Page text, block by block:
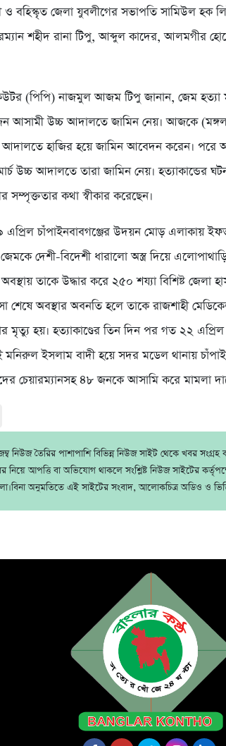
ও বহিস্কৃত জেলা যুবলীগের সভাপতি সামিউল হক
শহীদ রানা টিপু, আব্দুল কাদের, আলমগীর
(পিপি) নাজমুল আজম টিপু জানান, জেম
আসামী উচ্চ আদালতে জামিন নেয়। আজকে
হাজির হয়ে জামিন আবেদন করেন। পরে
উচ্চ আদালতে তারা জামিন নেয়। হত্যাকান্ডের
কথা স্বীকার করেছেন।
এপ্রিল চাঁপাইনবাবগঞ্জের উদয়ন মোড় এলাকায়
দেশী-বিদেশী ধারালো অস্ত্র দিয়ে
তাকে উদ্ধার করে ২৫০ শয্যা বিশিষ্ট জেলা
শেষে অবস্থার অবনতি হলে তাকে রাজশাহী
‍মৃত্যু হয়। হত্যাকাণ্ডের তিন দিন পর গত ২২
ইসলাম বাদী হয়ে সদর মডেল থানায়
চেয়ারম্যানসহ ৪৮ জনকে আসামি করে মামলা
নিউজ তৈরির পাশাপাশি বিভিন্ন নিউজ সাইট থেকে খবর সংগ্রহ
নিয়ে আপত্তি বা অভিযোগ থাকলে সংশ্লিষ্ট নিউজ সাইটের
অনুমতিতে এই সাইটের সংবাদ, আলোকচিত্র অডিও ও